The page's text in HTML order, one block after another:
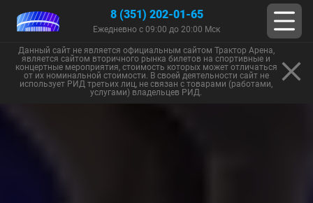
8 (351) 202-01-65
Ежедневно с 09:00 до 20:00 Мск
Данный сайт не является официальным сайтом Трактор Арена,
является сайтом вторичного рынка билетов на спортивные и
концертные мероприятия, стоимость которых может отличаться
от их номинальной стоимости. В своей деятельности сайт не
использует РИД третьих лиц, не связан с товарами (работами,
услугами) владельцев РИД.